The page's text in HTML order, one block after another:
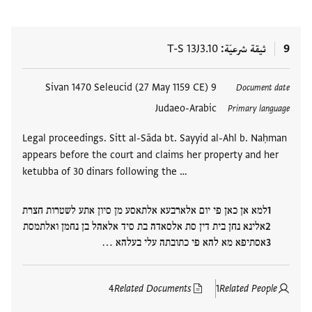
9 ثيقة شرعيّة T-S 13J3.10
Document date
9 Sivan 1470 Seleucid (27 May 1159 CE)
Primary language
Judaeo-Arabic
Legal proceedings. Sitt al-Sāda bt. Sayyid al-Ahl b. Naḥman
appears before the court and claims her property and her
ketubba of 30 dinars following the …
למא אן כאן פי יום אלארבעא אלתאסע מן סיון אתע לשטרות חצרת
אלינא נחן בית דין סת אלסאדה בת סיד אלאהל בן נחמן ואלתמסת
אסתיפא מא להא פי כתובתה עלי בעלהא …
Related People
1
Related Documents
4
العلامات